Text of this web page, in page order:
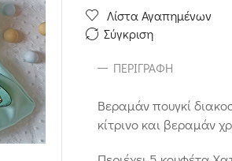
Λίστα Αγαπημένων
Σύγκριση
ΠΕΡΙΓΡΑΦΉ
Βεραμάν πουγκί
κίτρινο και βεραμάν